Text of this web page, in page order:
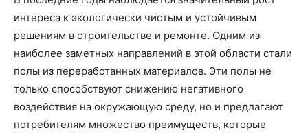
интереса к экологически чистым и устойчивым
решениям в строительстве и ремонте. Одним из
наиболее заметных направлений в этой области стали
полы из переработанных материалов. Эти полы не
только способствуют снижению негативного
воздействия на окружающую среду, но и предлагают
потребителям множество преимуществ, которые